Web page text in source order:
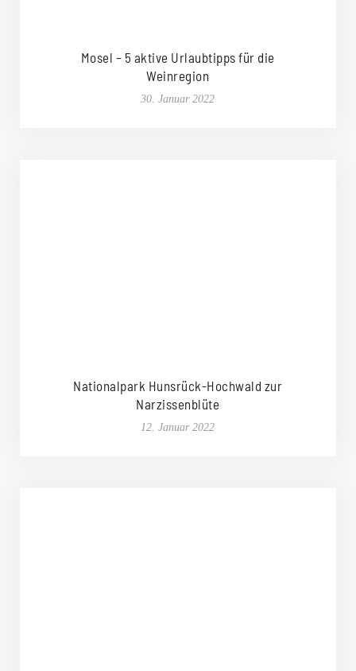
Mosel – 5 aktive Urlaubtipps für die
Weinregion
30. Januar 2022
Nationalpark Hunsrück-Hochwald zur
Narzissenblüte
12. Januar 2022